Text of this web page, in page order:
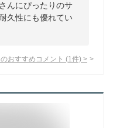
んにぴったりのサ
久性にも優れてい
おすすめコメント (1 件) >